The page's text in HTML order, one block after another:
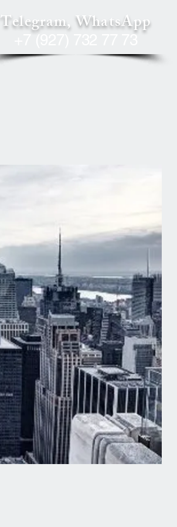
Telegram, WhatsApp
+7 (927) 732 77 73